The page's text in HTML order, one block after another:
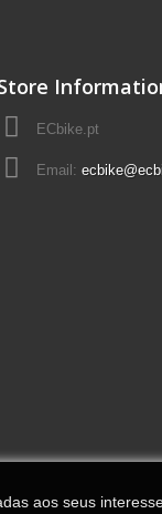
ECbike.pt
Email:
aos seus